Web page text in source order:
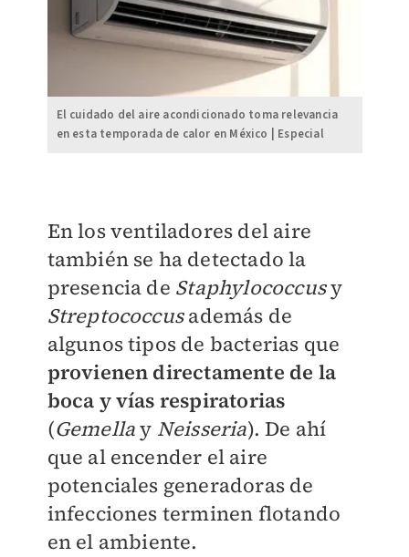
El cuidado del aire acondicionado toma relevancia
en esta temporada de calor en México | Especial
En los ventiladores del aire
también se ha detectado la
presencia de Staphylococcusy
Streptococcusademás de
algunos tipos de bacterias que
provienen directamente de la
boca y vías respiratorias
(Gemellay Neisseria). De ahí
que al encender el aire
potenciales generadoras de
infecciones terminen flotando
en el ambiente.